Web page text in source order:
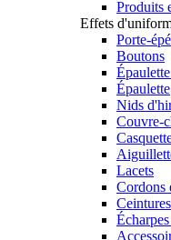
Produits
Effets
Porte-
Boutons
Épaulette
Nids
Couvre-
Lacets
Cordons